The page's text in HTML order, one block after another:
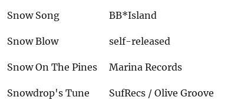
Snow Song BB*Island
Snow Blow self-released
Snow On The Pines Marina Records
Snowdrop's Tune SufRecs / Olive Groove